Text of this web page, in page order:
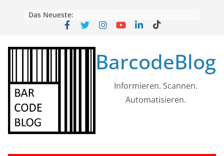
Das Neueste:
BarcodeBlog
Informieren. Scannen.
Automatisieren.